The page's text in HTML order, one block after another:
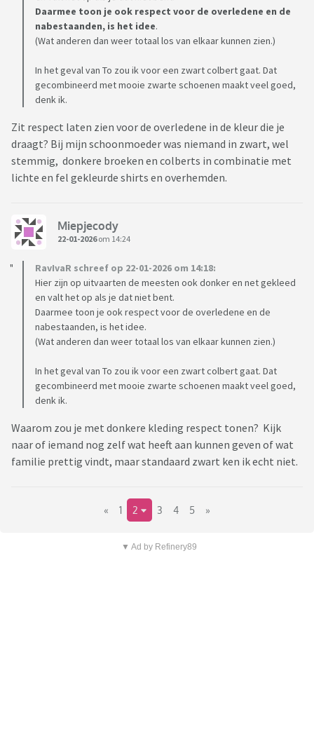
Daarmee toon je ook respect voor de overledene en de
nabestaanden, is het idee.
(Wat anderen dan weer totaal los van elkaar kunnen zien.)
In het geval van To zou ik voor een zwart colbert gaat. Dat
gecombineerd met mooie zwarte schoenen maakt veel goed,
denk ik.
Zit respect laten zien voor de overledene in de kleur die je
draagt? Bij mijn schoonmoeder was niemand in zwart, wel
stemmig, donkere broeken en colberts in combinatie met
lichte en fel gekleurde shirts en overhemden.
Miepjecody
22-01-2026om 14:24
RavIvaR schreef op 22-01-2026 om 14:18:
Hier zijn op uitvaarten de meesten ook donker en net gekleed
en valt het op als je dat niet bent.
Daarmee toon je ook respect voor de overledene en de
nabestaanden, is het idee.
(Wat anderen dan weer totaal los van elkaar kunnen zien.)
In het geval van To zou ik voor een zwart colbert gaat. Dat
gecombineerd met mooie zwarte schoenen maakt veel goed,
denk ik.
Waarom zou je met donkere kleding respect tonen? Kijk
naar of iemand nog zelf wat heeft aan kunnen geven of wat
familie prettig vindt, maar standaard zwart ken ik echt niet.
« 1 2 3 4 5 »
▼ Ad by Refinery89